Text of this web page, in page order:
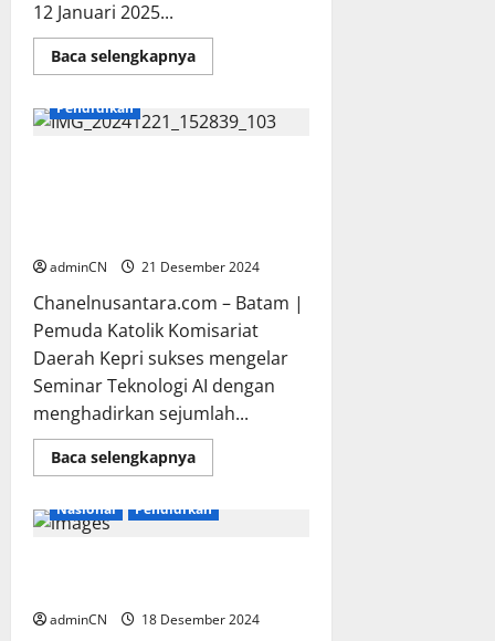
12 Januari 2025...
Baca selengkapnyaRead
more
Katolik
Komcab
Breaking News
Nasional
Pendidikan
adminCN 21 Desember 2024
Chanelnusantara.com – Batam |
Pemuda Katolik Komisariat
Daerah Kepri sukses mengelar
Seminar Teknologi AI dengan
menghadirkan sejumlah...
Baca selengkapnyaRead
more
Katolik
Membangun
Masa
Breaking News
Edukasi
Nasional
Pendidikan
adminCN 18 Desember 2024